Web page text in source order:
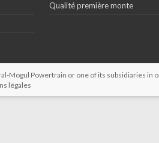
Qualité première monte
Mogul Powertrain or one of its subsidiaries in
légales